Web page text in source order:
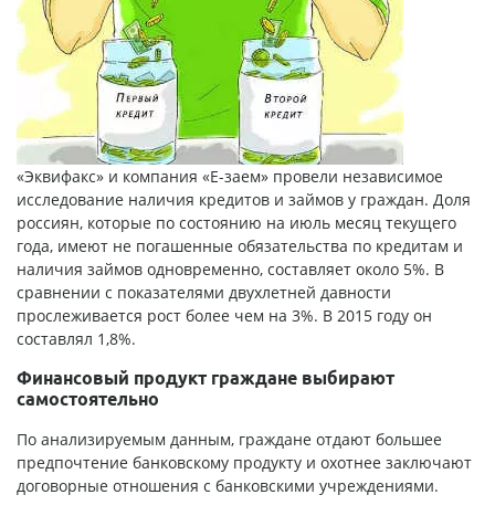
«Эквифакс» и компания «Е-заем» провели независимое
исследование наличия кредитов и займов у граждан. Доля
россиян, которые по состоянию на июль месяц текущего
года, имеют не погашенные обязательства по кредитам и
наличия займов одновременно, составляет около 5%. В
сравнении с показателями двухлетней давности
прослеживается рост более чем на 3%. В 2015 году он
составлял 1,8%.
Финансовый продукт граждане выбирают
самостоятельно
По анализируемым данным, граждане отдают большее
предпочтение банковскому продукту и охотнее заключают
договорные отношения с банковскими учреждениями.